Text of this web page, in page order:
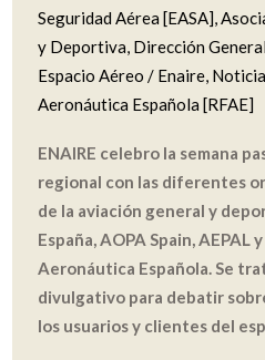
Seguridad Aérea [EASA],
y Deportiva, Dirección
Espacio Aéreo / Enaire,
Aeronáutica Española [RFAE]
ENAIRE celebro la semana
regional con las diferentes
de la aviación general y
España, AOPA Spain, AEPAL
Aeronáutica Española. Se
divulgativo para debatir
los usuarios y clientes del